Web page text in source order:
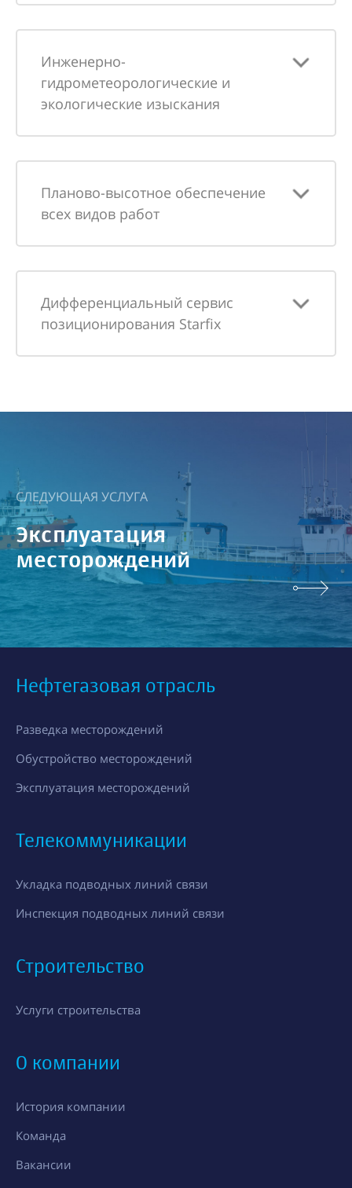
Инженерно-
гидрометеорологические и
экологические изыскания
Планово-высотное обеспечение
всех видов работ
Дифференциальный сервис
позиционирования Starfix
СЛЕДУЮЩАЯ УСЛУГА
Эксплуатация
месторождений
Нефтегазовая отрасль
Разведка месторождений
Обустройство месторождений
Эксплуатация месторождений
Телекоммуникации
Укладка подводных линий связи
Инспекция подводных линий связи
Строительство
Услуги строительства
О компании
История компании
Команда
Вакансии